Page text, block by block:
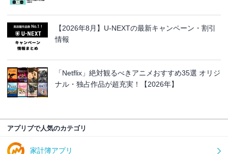
【2026年8月】U-NEXTの最新キャンペーン・割引
情報
「Netflix」絶対観るべきアニメおすすめ35選 オリジ
ナル・独占作品が超充実！【2026年】
アプリブで人気のカテゴリ
家計簿アプリ